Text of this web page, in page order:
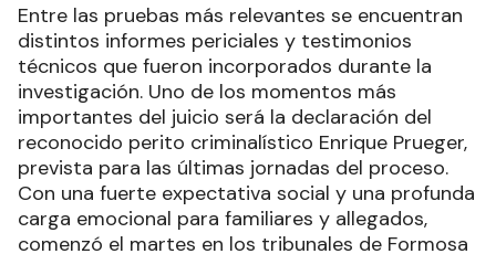
Entre las pruebas más relevantes se encuentran
distintos informes periciales y testimonios
técnicos que fueron incorporados durante la
investigación. Uno de los momentos más
importantes del juicio será la declaración del
reconocido perito criminalístico Enrique Prueger,
prevista para las últimas jornadas del proceso.
Con una fuerte expectativa social y una profunda
carga emocional para familiares y allegados,
comenzó el martes en los tribunales de Formosa